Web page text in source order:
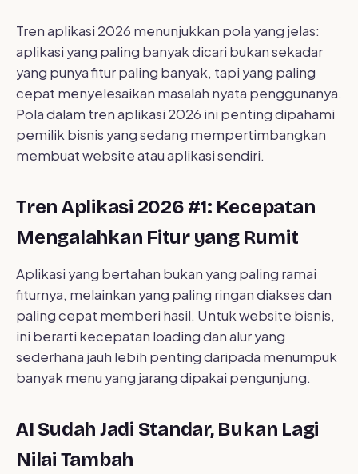
Tren aplikasi 2026 menunjukkan pola yang jelas:
aplikasi yang paling banyak dicari bukan sekadar
yang punya fitur paling banyak, tapi yang paling
cepat menyelesaikan masalah nyata penggunanya.
Pola dalam tren aplikasi 2026 ini penting dipahami
pemilik bisnis yang sedang mempertimbangkan
membuat website atau aplikasi sendiri.
Tren Aplikasi 2026 #1: Kecepatan
Mengalahkan Fitur yang Rumit
Aplikasi yang bertahan bukan yang paling ramai
fiturnya, melainkan yang paling ringan diakses dan
paling cepat memberi hasil. Untuk website bisnis,
ini berarti kecepatan loading dan alur yang
sederhana jauh lebih penting daripada menumpuk
banyak menu yang jarang dipakai pengunjung.
AI Sudah Jadi Standar, Bukan Lagi
Nilai Tambah